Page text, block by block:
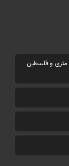
متری و فلسطین